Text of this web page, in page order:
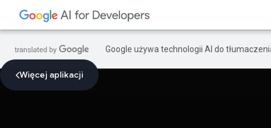
Google używa technologii AI do
Więcej aplikacji